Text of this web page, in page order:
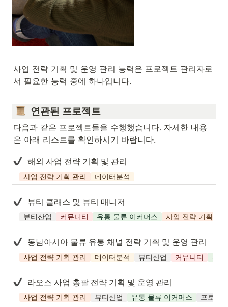
사업 전략 기획 및 운영 관리 능력은 프로젝트 관리자로
서 필요한 능력 중에 하나입니다.
  연관된 프로젝트
다음과 같은 프로젝트들을 수행했습니다. 자세한 내용
은 아래 리스트를 확인하시기 바랍니다.
해외 사업 전략 기획 및 관리
사업 전략 기획 관리 데이터분석
뷰티 클래스 및 뷰티 매니저
뷰티산업 커뮤니티 유통 물류 이커머스 사업 전략 기획 관
동남아시아 물류 유통 채널 전략 기획 및 운영 관리
사업 전략 기획 관리 데이터분석 뷰티산업 커뮤니티 유통
라오스 사업 총괄 전략 기획 및 운영 관리
사업 전략 기획 관리 뷰티산업 유통 물류 이커머스 프로젝